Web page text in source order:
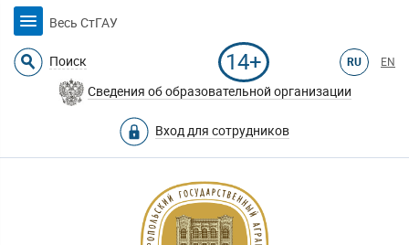
Весь СтГАУ
Поиск 14+ RU EN
Сведения об образовательной организации
Вход для сотрудников